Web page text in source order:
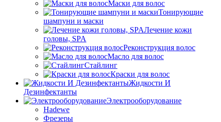
Маски для волос
Тонирующие
шампуни и маски
Лечение кожи
головы, SPA
Реконструкция волос
Масло для волос
Стайлинг
Краски для волос
Жидкости И
Дезинфектанты
Электрооборудование
Hadewe
Фрезеры